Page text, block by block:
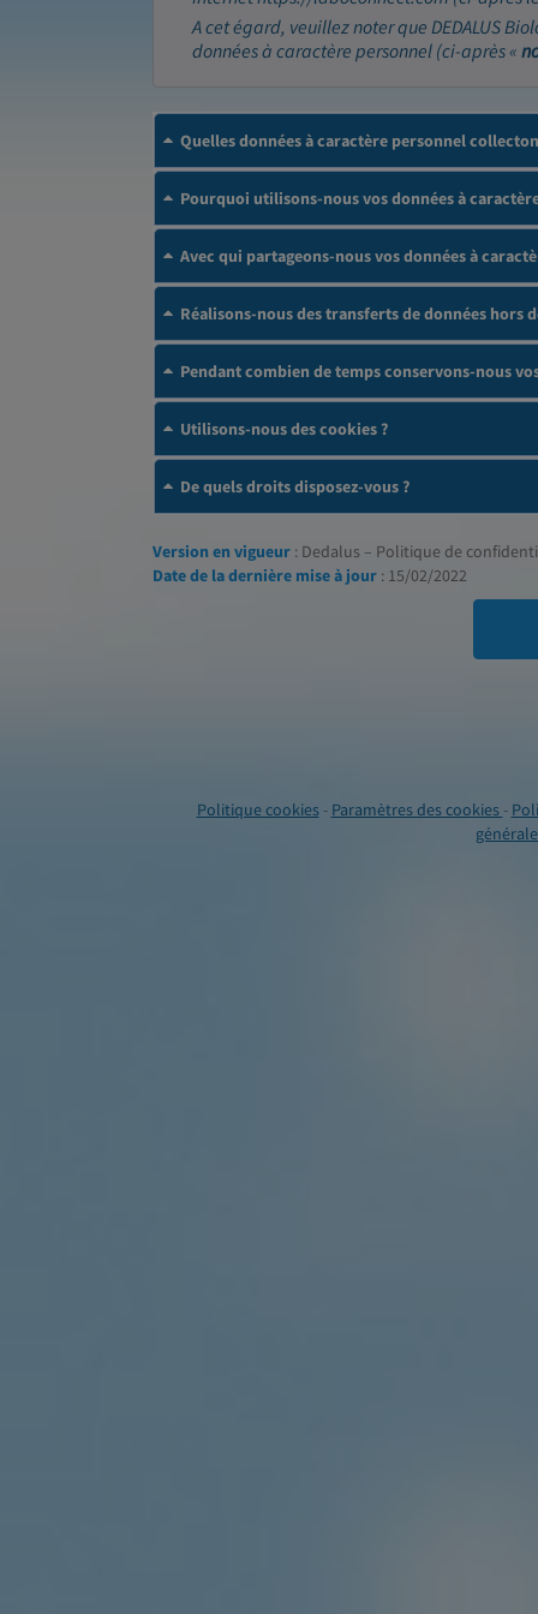
A cet égard, veuillez noter que DEDALUS
données à caractère personnel (ci-après «
Quelles données à caractère personnel
Pourquoi utilisons-nous vos données à
Avec qui partageons-nous vos données à
Réalisons-nous des transferts de données hors
Pendant combien de temps conservons-nous
Utilisons-nous des cookies ?
De quels droits disposez-vous ?
Version en vigueur : Dedalus – Politique de
Date de la dernière mise à jour : 15/02/2022
Politique cookies- Paramètres des cookies -